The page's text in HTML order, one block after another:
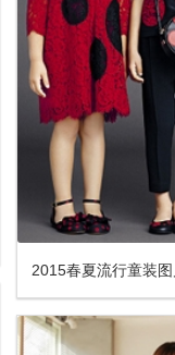
2015春夏流行童装